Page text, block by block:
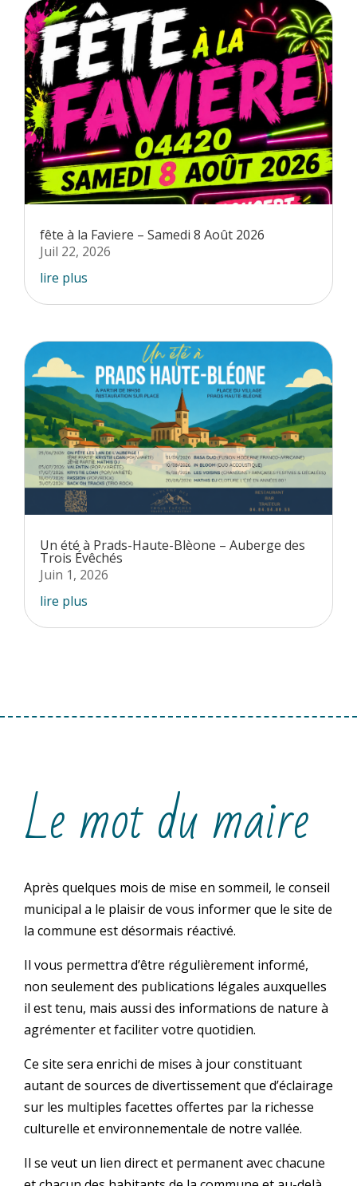
fête à la Faviere – Samedi 8 Août 2026
Juil 22, 2026
lire plus
Un été à Prads-Haute-Blèone – Auberge des
Trois Évêchés
Juin 1, 2026
lire plus
Le mot du maire
Après quelques mois de mise en sommeil, le conseil
municipal a le plaisir de vous informer que le site de
la commune est désormais réactivé.
Il vous permettra d’être régulièrement informé,
non seulement des publications légales auxquelles
il est tenu, mais aussi des informations de nature à
agrémenter et faciliter votre quotidien.
Ce site sera enrichi de mises à jour constituant
autant de sources de divertissement que d’éclairage
sur les multiples facettes offertes par la richesse
culturelle et environnementale de notre vallée.
Il se veut un lien direct et permanent avec chacune